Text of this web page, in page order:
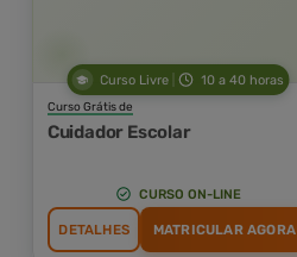
Curso Livre 10 a 40 horas
Curso Grátis de
Cuidador Escolar
CURSO ON-LINE
DETALHES MATRICULAR AGORA